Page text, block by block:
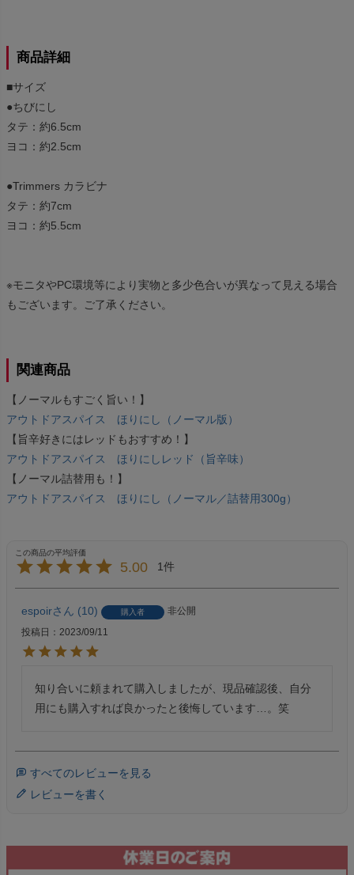
商品詳細
■サイズ
●ちびにし
タテ：約6.5cm
ヨコ：約2.5cm
●Trimmers カラビナ
タテ：約7cm
ヨコ：約5.5cm
※モニタやPC環境等により実物と多少色合いが異なって見える場合
もございます。ご了承ください。
関連商品
【ノーマルもすごく旨い！】
アウトドアスパイス ほりにし（ノーマル版）
【旨辛好きにはレッドもおすすめ！】
アウトドアスパイス ほりにしレッド（旨辛味）
【ノーマル詰替用も！】
アウトドアスパイス ほりにし（ノーマル／詰替用300g）
5.00 1
espoir 10 購入者
非公開
投稿日
2023/09/11
知り合いに頼まれて購入しましたが、現品確認後、自分
用にも購入すれば良かったと後悔しています…。笑
すべてのレビューを見る
レビューを書く